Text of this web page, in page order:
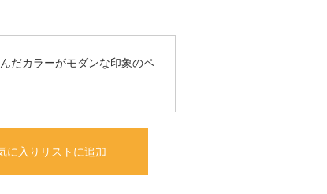
だカラーがモダンな印象のペ
に入りリストに追加